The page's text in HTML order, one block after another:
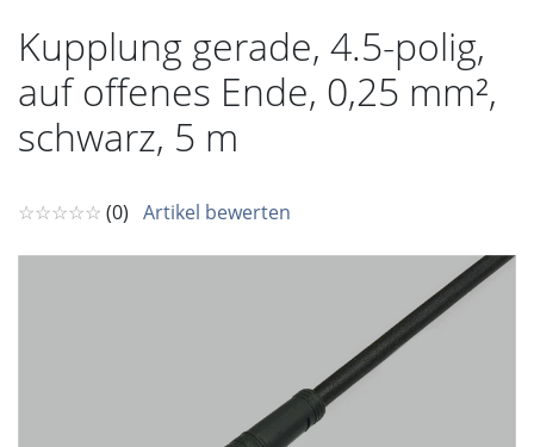
Kupplung gerade, 4.5-polig,
auf offenes Ende, 0,25 mm²,
schwarz, 5 m
☆☆☆☆☆ (0) Artikel bewerten